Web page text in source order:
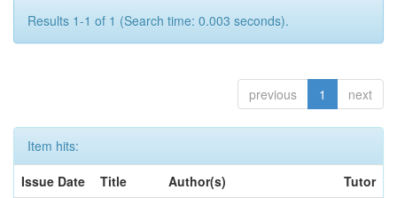
Results 1-1 of 1 (Search time: 0.003 seconds).
previous 1 next
Item hits:
Issue Date
Title Author(s)
Tutor